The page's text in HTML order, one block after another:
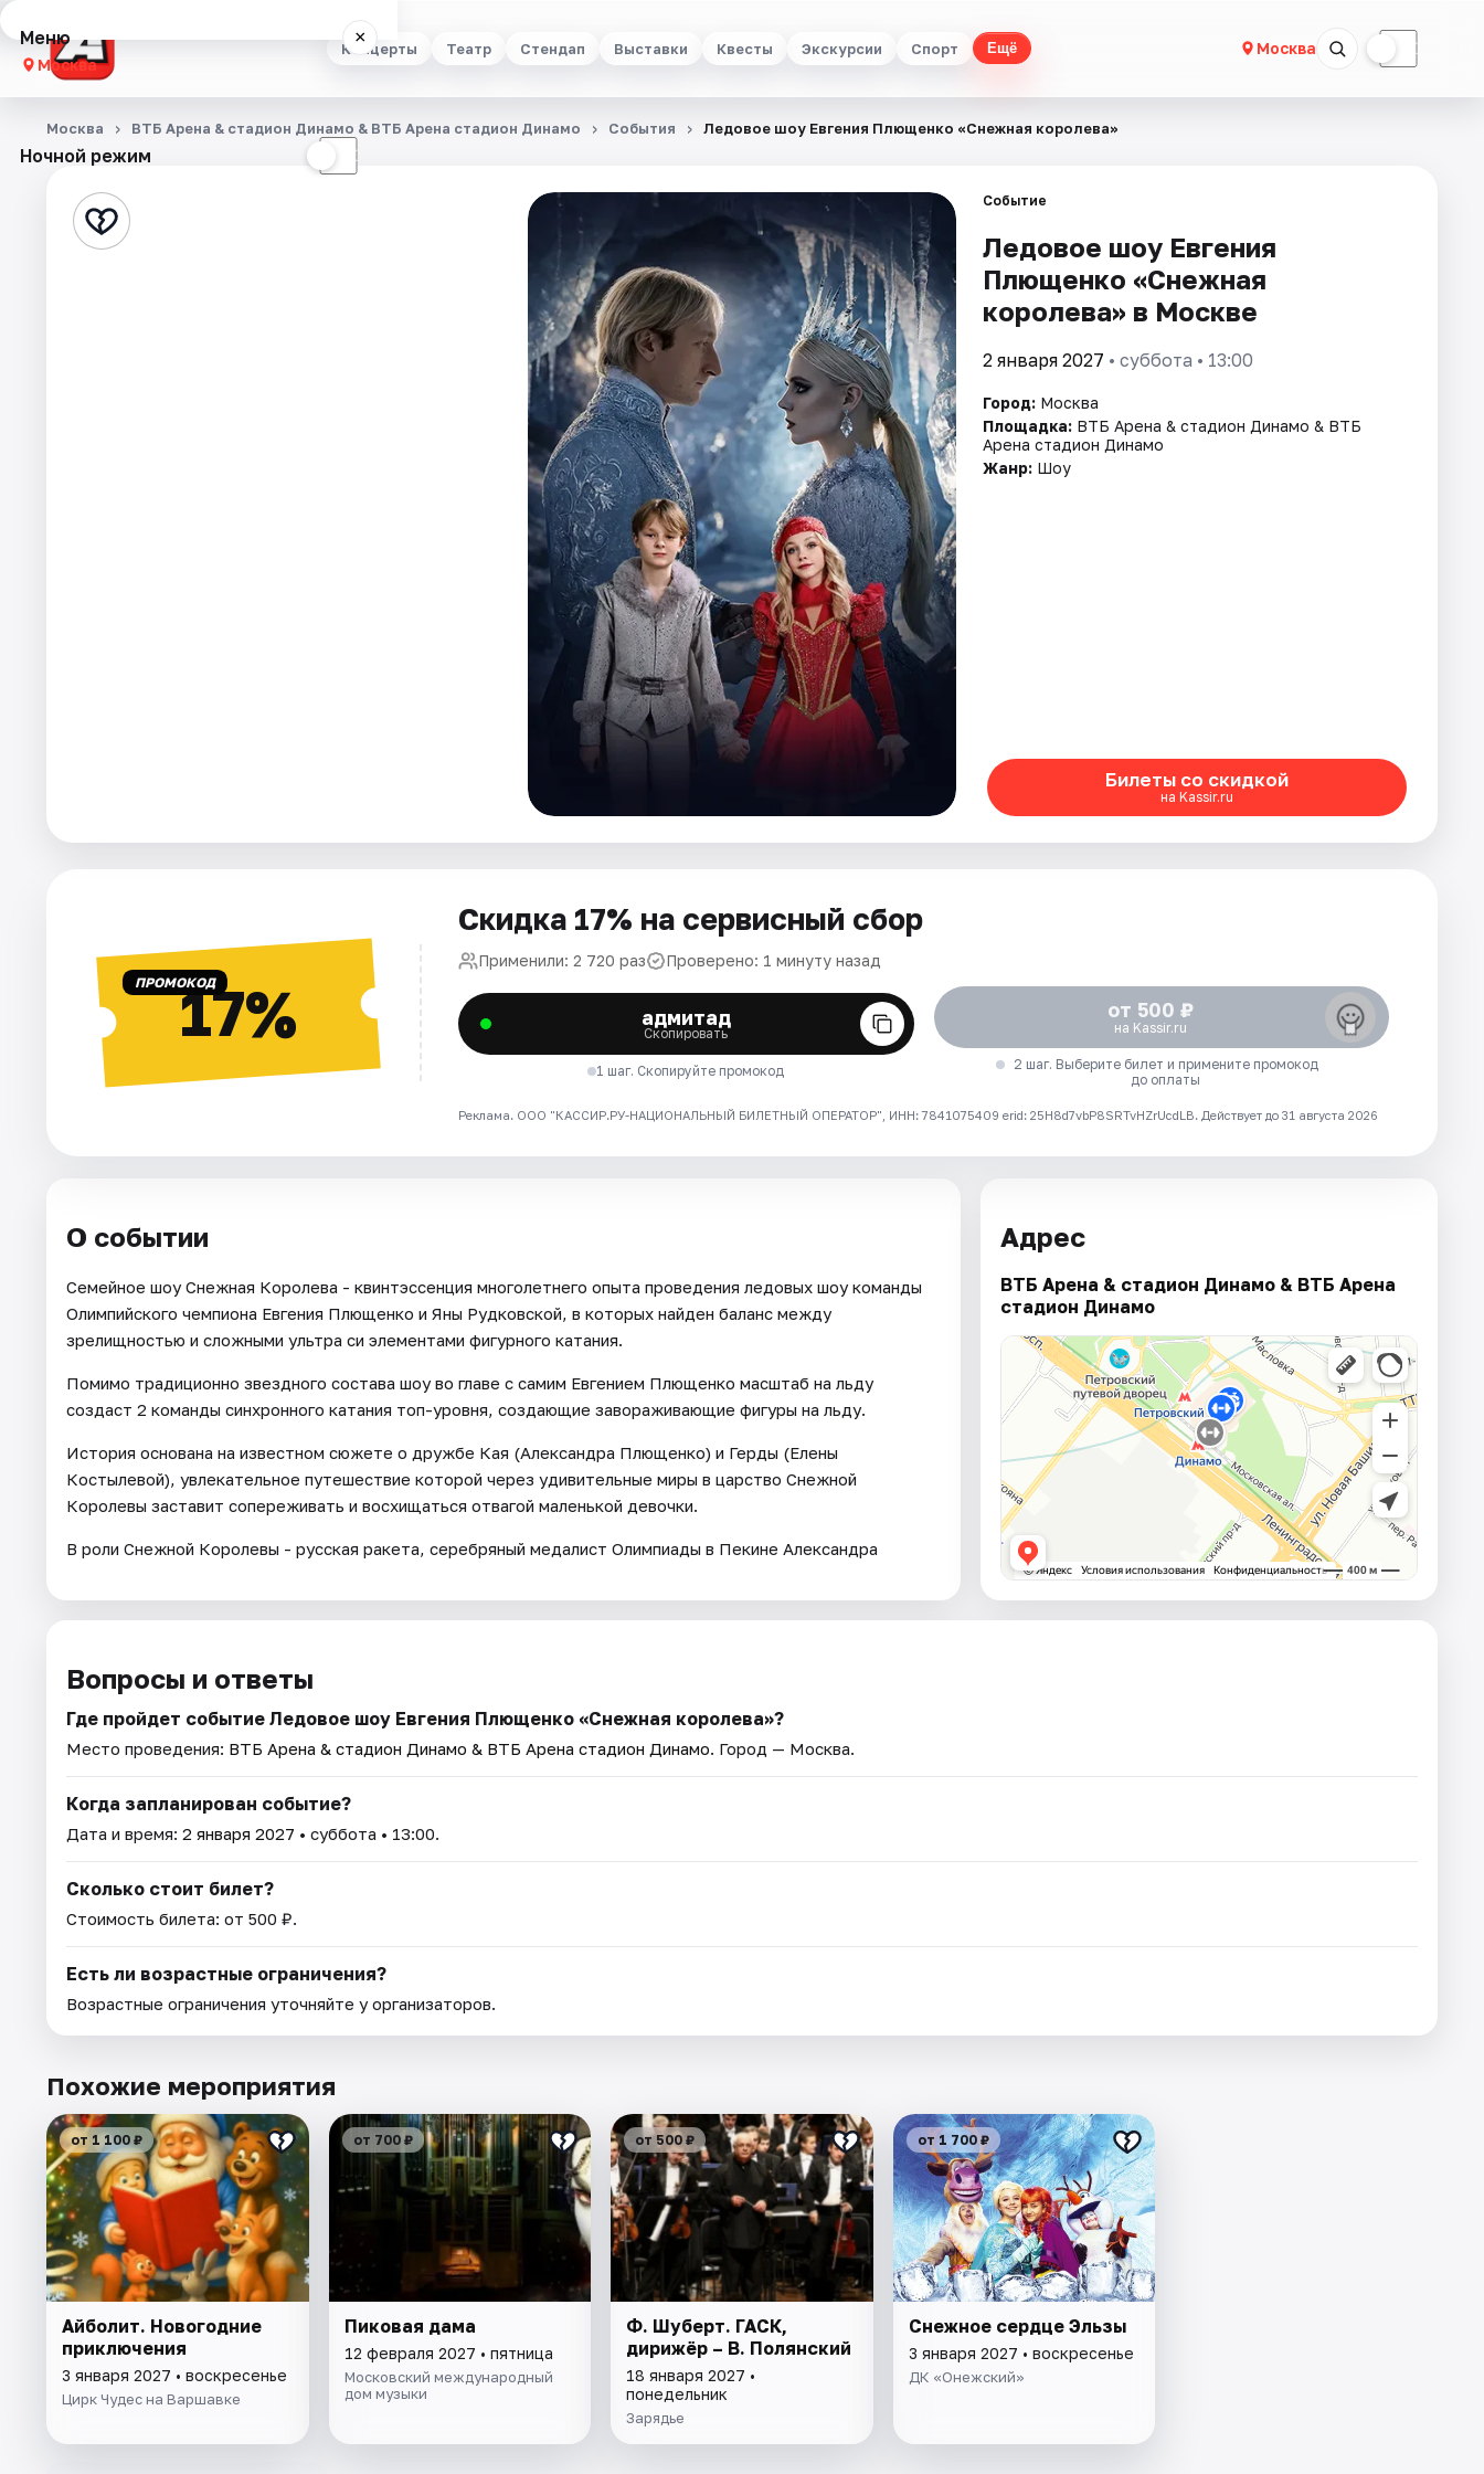
Концерты Театр Стендап Выставки Квесты Экскурсии Спорт Ещё Москва ☾
Меню ×
Москва
Концерты
Стендап
Ночной режим ☾
Москва ВТБ Арена & стадион Динамо & ВТБ Арена стадион Динамо События Ледовое шоу Евгения Плющенко «Снежная королева»
Событие
Ледовое шоу Евгения
Плющенко «Снежная
королева» в Москве
2 января 2027 • суббота • 13:00
Город: Москва
Площадка: ВТБ Арена & стадион Динамо & ВТБ
Арена стадион Динамо
Жанр: Шоу
Билеты со скидкой
на Kassir.ru
ПРОМОКОД17%
Скидка 17% на сервисный сбор
Применили: 2 720 раз Проверено: 1 минуту назад
адмитад
Скопировать
1 шаг. Скопируйте промокод
от 500 ₽
на Kassir.ru
2 шаг. Выберите билет и примените промокод
до оплаты
Реклама. ООО "КАССИР.РУ-НАЦИОНАЛЬНЫЙ БИЛЕТНЫЙ ОПЕРАТОР", ИНН: 7841075409 erid: 25H8d7vbP8SRTvHZrUcdLB. Действует до 31 августа 2026
О событии
Семейное шоу Снежная Королева - квинтэссенция многолетнего опыта проведения ледовых шоу команды
Олимпийского чемпиона Евгения Плющенко и Яны Рудковской, в которых найден баланс между
зрелищностью и сложными ультра си элементами фигурного катания.
Помимо традиционно звездного состава шоу во главе с самим Евгением Плющенко масштаб на льду
создаст 2 команды синхронного катания топ-уровня, создающие завораживающие фигуры на льду.
История основана на известном сюжете о дружбе Кая (Александра Плющенко) и Герды (Елены
Костылевой), увлекательное путешествие которой через удивительные миры в царство Снежной
Королевы заставит сопереживать и восхищаться отвагой маленькой девочки.
В роли Снежной Королевы - русская ракета, серебряный медалист Олимпиады в Пекине Александра
Адрес
ВТБ Арена & стадион Динамо & ВТБ Арена
стадион Динамо
Вопросы и ответы
Где пройдет событие Ледовое шоу Евгения Плющенко «Снежная королева»?
Место проведения: ВТБ Арена & стадион Динамо & ВТБ Арена стадион Динамо. Город — Москва.
Когда запланирован событие?
Дата и время: 2 января 2027 • суббота • 13:00.
Сколько стоит билет?
Стоимость билета: от 500 ₽.
Есть ли возрастные ограничения?
Возрастные ограничения уточняйте у организаторов.
Похожие мероприятия
от 1 100 ₽
Айболит. Новогодние
приключения
3 января 2027 • воскресенье
Цирк Чудес на Варшавке
от 700 ₽
Пиковая дама
12 февраля 2027 • пятница
Московский международный
дом музыки
от 500 ₽
Ф. Шуберт. ГАСК,
дирижёр – В. Полянский
18 января 2027 •
понедельник
Зарядье
от 1 700 ₽
Снежное сердце Эльзы
3 января 2027 • воскресенье
ДК «Онежский»